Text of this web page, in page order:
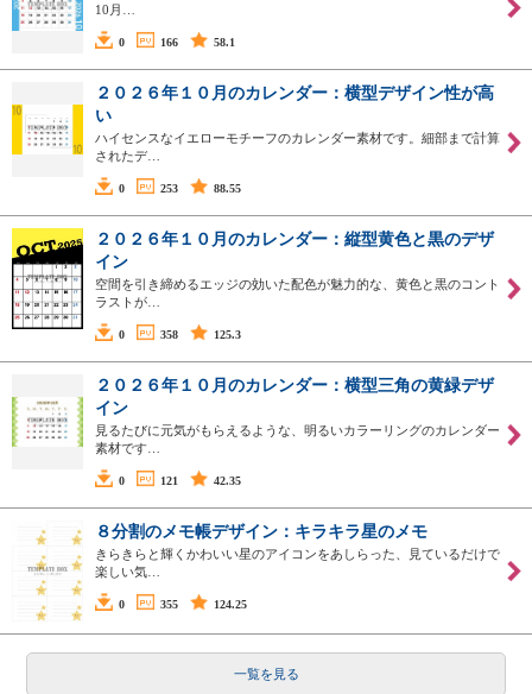
10月…
0 166 58.1
２０２６年１０月のカレンダー：横型デザイン性が高
い
ハイセンスなイエローモチーフのカレンダー素材です。細部まで計算
されたデ…
0 253 88.55
２０２６年１０月のカレンダー：縦型黄色と黒のデザ
イン
空間を引き締めるエッジの効いた配色が魅力的な、黄色と黒のコント
ラストが…
0 358 125.3
２０２６年１０月のカレンダー：横型三角の黄緑デザ
イン
見るたびに元気がもらえるような、明るいカラーリングのカレンダー
素材です…
0 121 42.35
８分割のメモ帳デザイン：キラキラ星のメモ
きらきらと輝くかわいい星のアイコンをあしらった、見ているだけで
楽しい気…
0 355 124.25
一覧を見る